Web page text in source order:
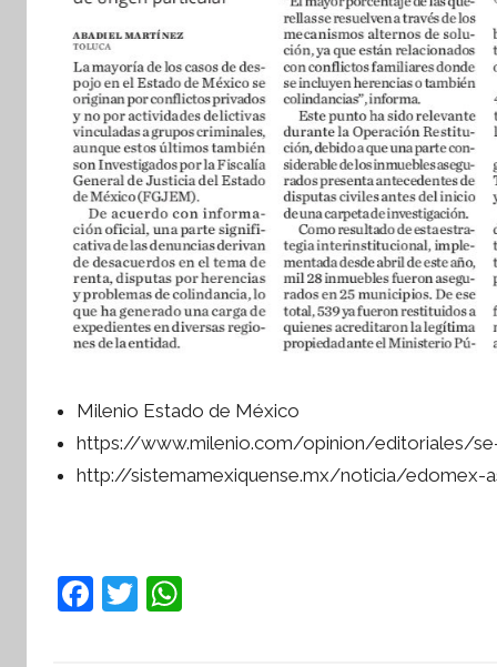
Milenio Estado de México
https://www.milenio.com/opinion/editoriales/
http://sistemamexiquense.mx/noticia/edomex-
F
T